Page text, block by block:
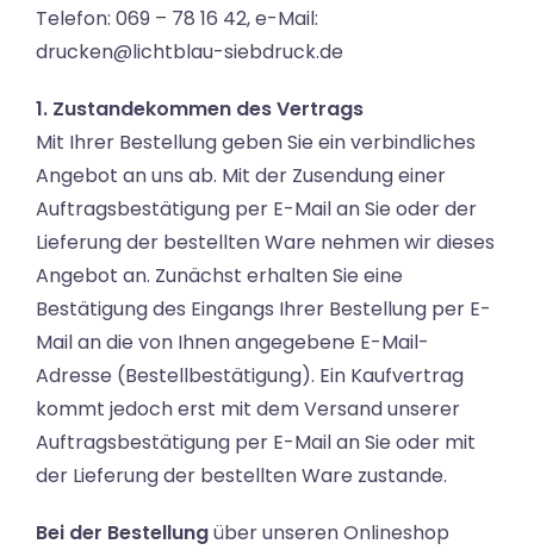
Telefon: 069 – 78 16 42, e-Mail:
drucken@lichtblau-siebdruck.de
1. Zustandekommen des Vertrags
Mit Ihrer Bestellung geben Sie ein verbindliches
Angebot an uns ab. Mit der Zusendung einer
Auftragsbestätigung per E-Mail an Sie oder der
Lieferung der bestellten Ware nehmen wir dieses
Angebot an. Zunächst erhalten Sie eine
Bestätigung des Eingangs Ihrer Bestellung per E-
Mail an die von Ihnen angegebene E-Mail-
Adresse (Bestellbestätigung). Ein Kaufvertrag
kommt jedoch erst mit dem Versand unserer
Auftragsbestätigung per E-Mail an Sie oder mit
der Lieferung der bestellten Ware zustande.
Bei der Bestellungüber unseren Onlineshop